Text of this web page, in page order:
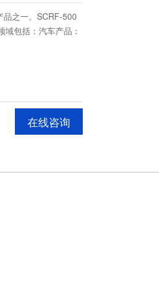
品之一。SCRF-500
包括：汽车产品：
在线咨询